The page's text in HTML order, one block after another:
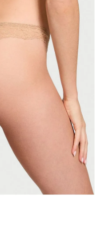
10. bare vanilla